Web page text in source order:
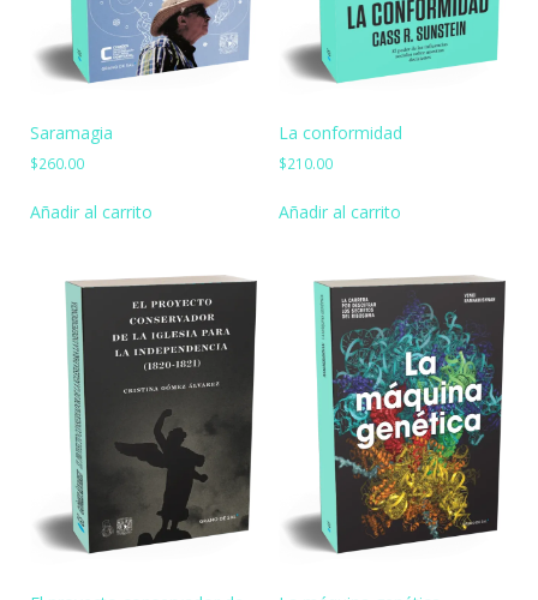
Saramagia
$260.00
Añadir al carrito
La conformidad
$210.00
Añadir al carrito